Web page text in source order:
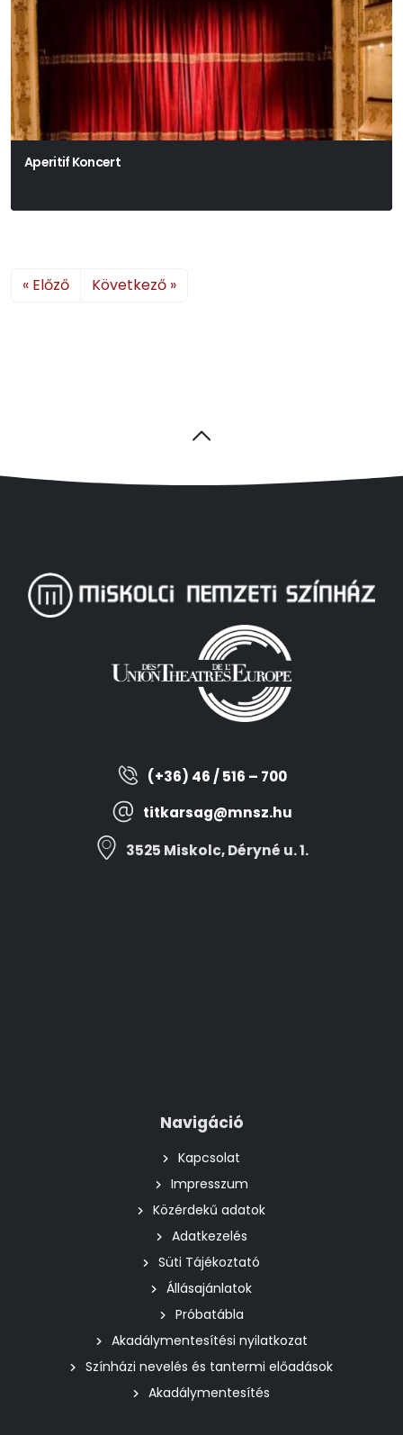
Aperitif Koncert
« Előző Következő »
(+36) 46 / 516 – 700
titkarsag@mnsz.hu
3525 Miskolc, Déryné u. 1.
Navigáció
Kapcsolat
Impresszum
Közérdekű adatok
Adatkezelés
Süti Tájékoztató
Állásajánlatok
Próbatábla
Akadálymentesítési nyilatkozat
Színházi nevelés és tantermi előadások
Akadálymentesítés